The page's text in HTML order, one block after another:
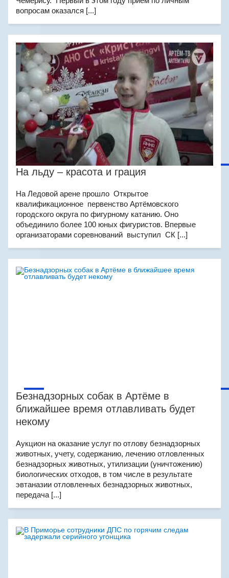
вопросам оказался [...]
На льду – красота и грация
На Ледовой арене прошло Открытое
квалификационное первенство Артёмовского
городского округа по фигурному катанию. Оно
объединило более 100 юных фигуристов. Впервые
организаторами соревнований выступил СК [...]
Безнадзорных собак в Артёме в
ближайшее время отлавливать будет
некому
Аукцион на оказание услуг по отлову безнадзорных
животных, учету, содержанию, лечению отловленных
безнадзорных животных, утилизации (уничтожению)
биологических отходов, в том числе в результате
эвтаназии отловленных безнадзорных животных,
передача [...]